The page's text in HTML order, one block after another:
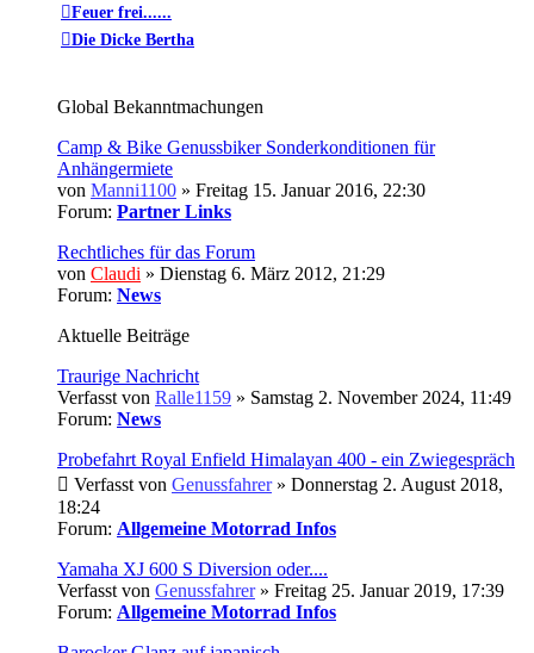
Feuer frei......
Die Dicke Bertha
Global Bekanntmachungen
Camp & Bike Genussbiker Sonderkonditionen für
Anhängermiete
von Manni1100 » Freitag 15. Januar 2016, 22:30
Forum: Partner Links
Rechtliches für das Forum
von Claudi » Dienstag 6. März 2012, 21:29
Forum: News
Aktuelle Beiträge
Traurige Nachricht
Verfasst von Ralle1159 » Samstag 2. November 2024, 11:49
Forum: News
Probefahrt Royal Enfield Himalayan 400 - ein Zwiegespräch
Verfasst von Genussfahrer» Donnerstag 2. August 2018,
18:24
Forum: Allgemeine Motorrad Infos
Yamaha XJ 600 S Diversion oder....
Verfasst von Genussfahrer» Freitag 25. Januar 2019, 17:39
Forum: Allgemeine Motorrad Infos